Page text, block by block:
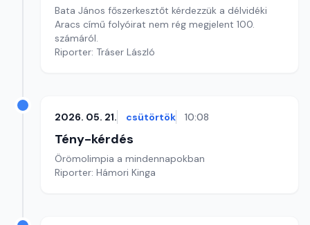
Bata János főszerkesztőt kérdezzük a délvidéki
Aracs című folyóirat nem rég megjelent 100.
számáról.
Riporter: Tráser László
2026. 05. 21. csütörtök 10:08
Tény-kérdés
Örömolimpia a mindennapokban
Riporter: Hámori Kinga